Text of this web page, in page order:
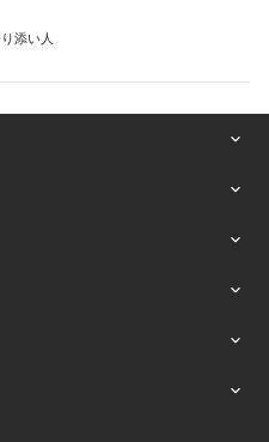
ために行動できる:30年
トができる:20年
人を支援:20年
を築く力がある:30年
える:50年
学びを欠かさない:30年
に取り入れている:20年
手を差し伸べる:40年
るのが得意:50年
添い人